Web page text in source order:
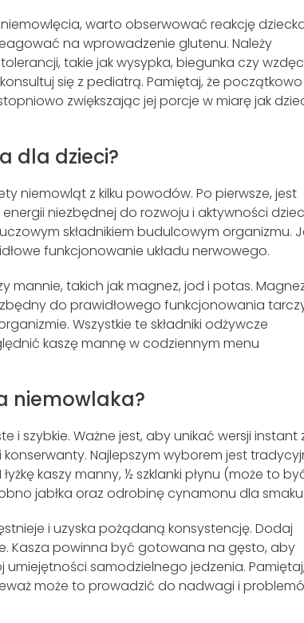
warto obserwować reakcję
na wprowadzenie glutenu. Należy
takie jak wysypka, biegunka czy
się z pediatrą. Pamiętaj, że początkowo
zwiększając jej porcje w miarę jak
dla dzieci?
niemowląt z kilku powodów. Po pierwsze, jest
niezbędnej do rozwoju i aktywności
składnikiem budulcowym organizmu.
funkcjonowanie układu nerwowego.
mannie, takich jak magnez, jod i potas.
do prawidłowego funkcjonowania
Wszystkie te składniki odżywcze
kaszę mannę w codziennym menu
niemowlaka?
i szybkie. Ważne jest, aby unikać wersji instant
Najlepszym wyborem jest
kaszy manny, ½ szklanki płynu (może to
jabłka oraz odrobinę cynamonu dla smaku.
i uzyska pożądaną konsystencję. Dodaj
Kasza powinna być gotowana na gęsto, aby
samodzielnego jedzenia. Pamiętaj,
może to prowadzić do nadwagi i